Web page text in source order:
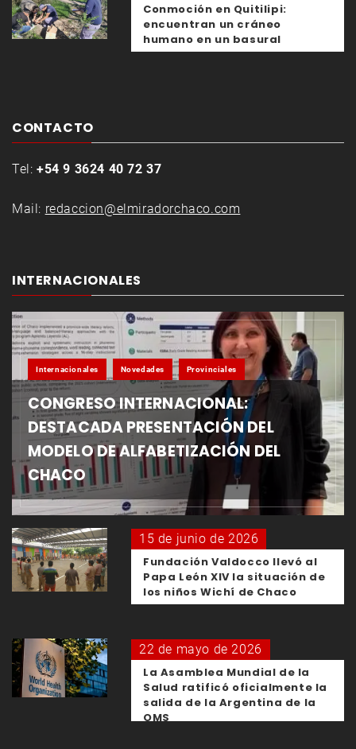
Conmoción en Quitilipi:
encuentran un cráneo
humano en un basural
CONTACTO
Tel: +54 9 3624 40 72 37
Mail: redaccion@elmiradorchaco.com
INTERNACIONALES
Internacionales Novedades Provinciales
CONGRESO INTERNACIONAL:
DESTACADA PRESENTACIÓN DEL
MODELO DE ALFABETIZACIÓN DEL
CHACO
15 de junio de 2026
Fundación Valdocco llevó al
Papa León XIV la situación de
los niños Wichí de Chaco
22 de mayo de 2026
La Asamblea Mundial de la
Salud ratificó oficialmente la
salida de la Argentina de la
OMS